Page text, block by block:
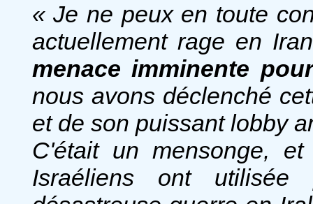
« Je ne peux en toute
actuellement rage en
menace imminente
nous avons déclenché
et de son puissant lobby
C'était un mensonge,
Israéliens ont